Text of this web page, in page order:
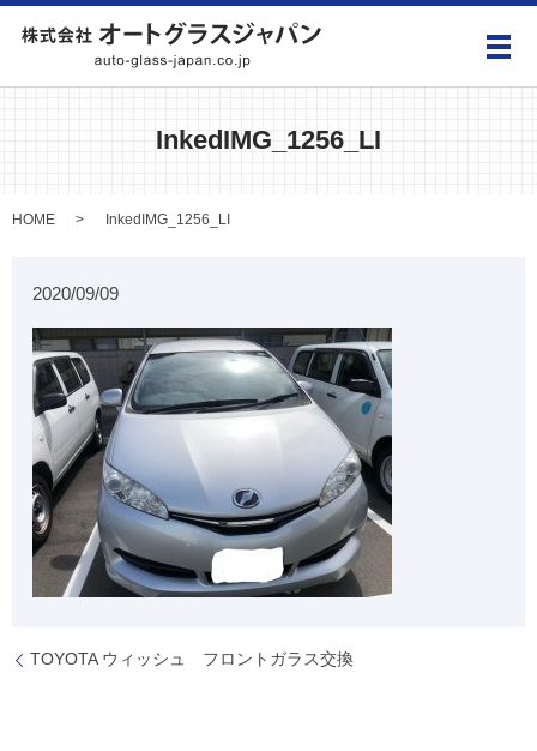
メ
InkedIMG_1256_LI
HOME InkedIMG_1256_LI
2020/09/09
TOYOTA ウィッシュ フロントガラス交換